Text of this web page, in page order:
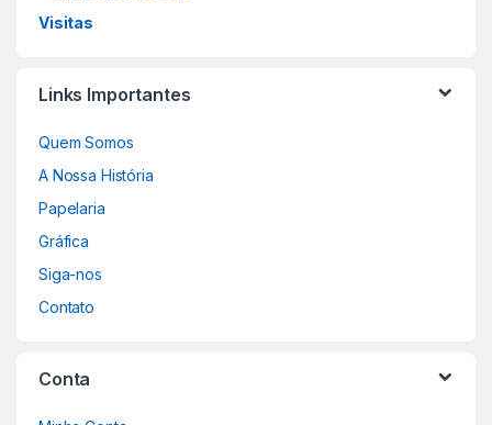
Visitas
Links Importantes
Quem Somos
A Nossa História
Papelaria
Gráfica
Siga-nos
Contato
Conta